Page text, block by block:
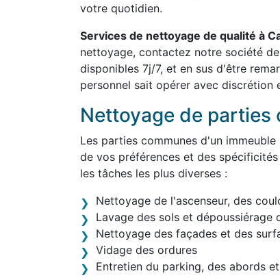
votre quotidien.
Services de nettoyage de qualité à
nettoyage, contactez notre société
disponibles 7j/7, et en sus d'être
personnel sait opérer avec discrétion
Nettoyage de parties
Les parties communes d'un
de vos préférences et des
les tâches les plus diverses :
Nettoyage de l'ascenseur, des
Lavage des sols et dépoussiérage
Nettoyage des façades et des
Vidage des ordures
Entretien du parking, des abords